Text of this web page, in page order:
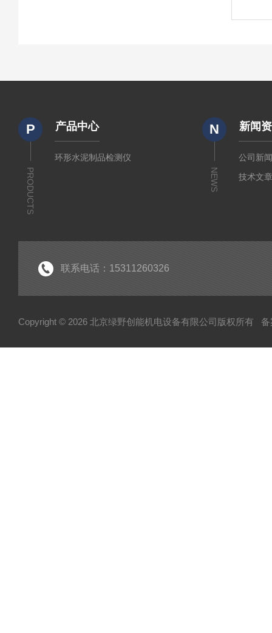
P
PRODUCTS
产品中心
环形水泥制品检测仪
N
NEWS
新闻
公司新
技术文
联系电话：15311260326
Copyright © 2026 北京绿野创能机电设备有限公司版权所有 备